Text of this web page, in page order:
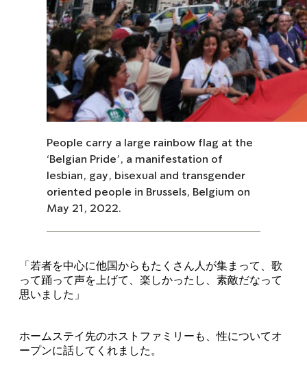
People carry a large rainbow flag at the
‘Belgian Pride’, a manifestation of
lesbian, gay, bisexual and transgender
oriented people in Brussels, Belgium on
May 21, 2022.
「若者を中心に他国からもたくさん人が集まって、歌
って踊って声を上げて、楽しかったし、素敵だなって
思いました」
ホームステイ先のホストファミリーも、性についてオ
ープンに話してくれました。